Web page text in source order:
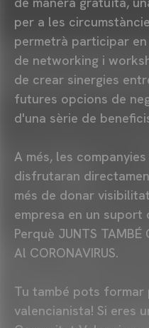
per a les
permetrà participar en
de networking i
de crear sinergies
futures opcions de
d'una sèrie de
A més, les
disfrutaran
més de donar
empresa en un
Perquè JUNTS TAMBÉ
Al CORONAVIRUS.
Tu també pots
valencianista! Si eres